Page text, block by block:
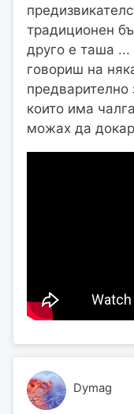
традиционен
друго е таша
говориш на
които има
можах да
Dymag